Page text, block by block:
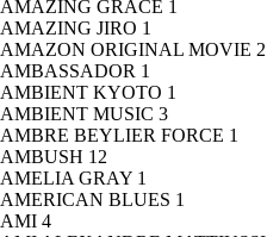
AMAZING GRACE 1
AMAZING JIRO 1
AMAZON ORIGINAL MOVIE 2
AMBASSADOR 1
AMBIENT KYOTO 1
AMBIENT MUSIC 3
AMBRE BEYLIER FORCE 1
AMBUSH 12
AMELIA GRAY 1
AMERICAN BLUES 1
AMI 4